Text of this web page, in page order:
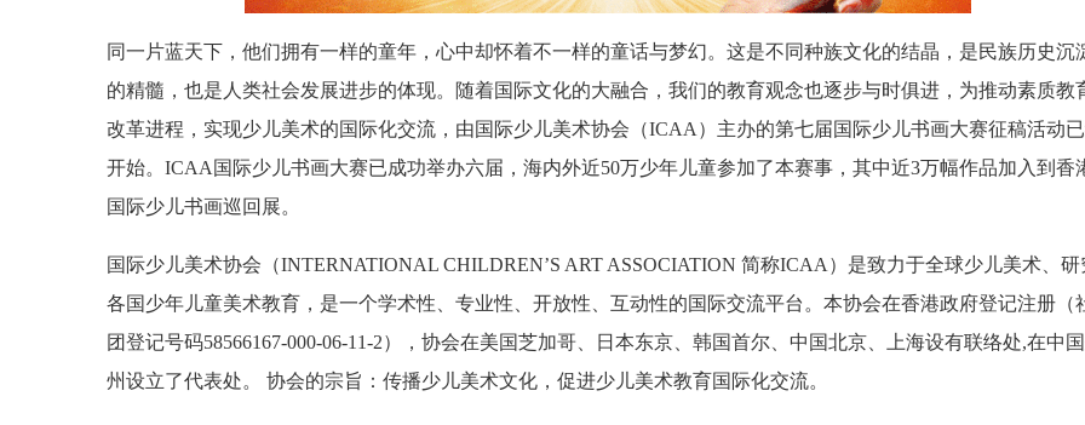
同一片蓝天下，他们拥有一样的童年，心中却怀着不一样的童话与梦幻。这是不同种族文化的结晶，是民族历史沉
的精髓，也是人类社会发展进步的体现。随着国际文化的大融合，我们的教育观念也逐步与时俱进，为推动素质教
改革进程，实现少儿美术的国际化交流，由国际少儿美术协会（ICAA）主办的第七届国际少儿书画大赛征稿活动
开始。ICAA国际少儿书画大赛已成功举办六届，海内外近50万少年儿童参加了本赛事，其中近3万幅作品加入到香
国际少儿书画巡回展。
国际少儿美术协会（INTERNATIONAL CHILDREN’S ART ASSOCIATION 简称ICAA）是致力于全球少儿美术、研
各国少年儿童美术教育，是一个学术性、专业性、开放性、互动性的国际交流平台。本协会在香港政府登记注册（
团登记号码58566167-000-06-11-2），协会在美国芝加哥、日本东京、韩国首尔、中国北京、上海设有联络处,在中
州设立了代表处。 协会的宗旨：传播少儿美术文化，促进少儿美术教育国际化交流。